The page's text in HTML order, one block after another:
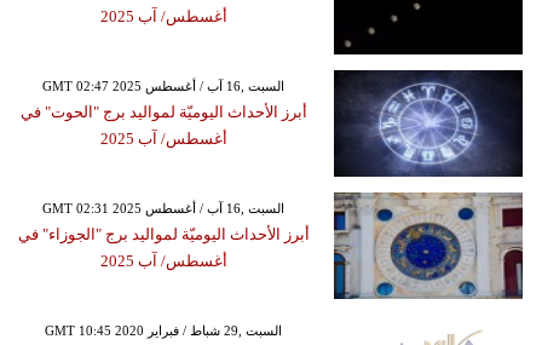
أغسطس/ آب 2025
GMT 02:47 2025 السبت ,16 آب / أغسطس
أبرز الأحداث اليوميّة لمواليد برج "الحوت" في
أغسطس/ آب 2025
GMT 02:31 2025 السبت ,16 آب / أغسطس
أبرز الأحداث اليوميّة لمواليد برج "الجوزاء" في
أغسطس/ آب 2025
GMT 10:45 2020 السبت ,29 شباط / فبراير